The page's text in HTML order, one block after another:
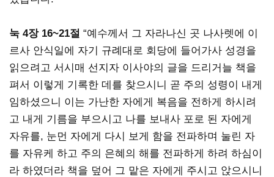
눅 4장 16~21절 “예수께서 그 자라나신 곳 나사렛에 이
르사 안식일에 자기 규례대로 회당에 들어가사 성경을
읽으려고 서시매 선지자 이사야의 글을 드리거늘 책을
펴서 이렇게 기록한 데를 찾으시니 곧 주의 성령이 내게
임하셨으니 이는 가난한 자에게 복음을 전하게 하시려
고 내게 기름을 부으시고 나를 보내사 포로 된 자에게
자유를, 눈먼 자에게 다시 보게 함을 전파하며 눌린 자
를 자유케 하고 주의 은혜의 해를 전파하게 하려 하심이
라 하였더라 책을 덮어 그 맡은 자에게 주시고 앉으시니